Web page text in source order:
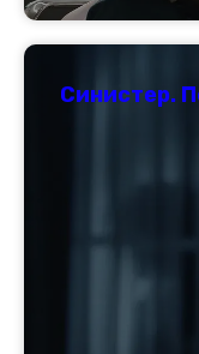
Синистер.